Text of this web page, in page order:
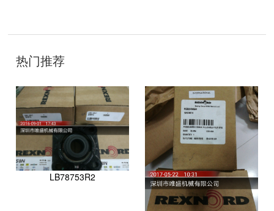
技
开
：
聊
城
网
络
公
司
热门推荐
LB78753R2